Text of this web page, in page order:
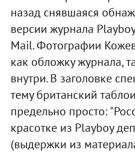
назад снявшаяся
версии журнала
Mail. Фотографии
как обложку журнала,
внутри. В заголовке
тему британский
предельно просто:
красотке из Playboy
(выдержки из